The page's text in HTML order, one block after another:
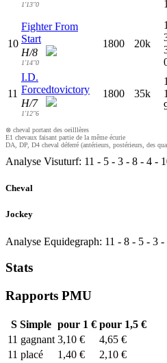
1'13"0
10
Fighter From
Start
H/8
1'14"0
1800 20k
11
I.D.
Forcedtovictory
H/7
1'12"6
1800 35k
1
1
⊗ cheval portant des oeilllères
E1 chevaux faisant partie de la même écurie
DA, DP, D4 cheval déferré (antérieurs, postérieurs, des
Analyse Visuturf: 11 - 5 - 3 - 8 - 4 -
Cheval
Jockey
Analyse Equidegraph: 11 - 8 - 5 - 3 -
Stats
Rapports PMU
S Simple pour 1 € pour 1,5 €
11 gagnant 3,10 €
4,65 €
11 placé 1,40 €
2,10 €